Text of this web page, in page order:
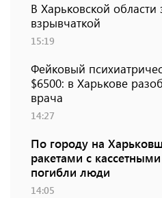
В Харьковской
взрывчаткой
15:19
Фейковый
$6500: в Харькове
врача
14:27
По городу на
ракетами с
погибли люди
14:05